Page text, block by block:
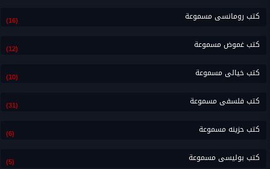
كتب رومانسى مسموعة (16)
كتب غموض مسموعة (12)
كتب خيالى مسموعة (10)
كتب فلسفى مسموعة (31)
كتب حزينه مسموعة (6)
كتب بوليسى مسموعة (5)